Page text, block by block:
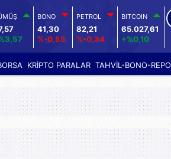
BONO
41,30
%-0,55
PETROL
82,21
%-0,34
BITCOIN
65.027,61
+%0,10
KRİPTO PARALAR TAHVİL-BONO-REPO